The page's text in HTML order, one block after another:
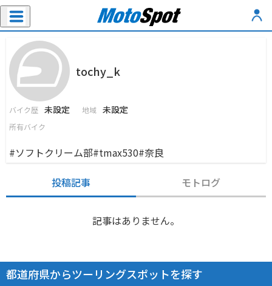
tochy_k
バイク歴 未設定 地域 未設定
所有バイク
#ソフトクリーム部#tmax530#奈良
投稿記事 モトログ
記事はありません。
都道府県からツーリングスポットを探す